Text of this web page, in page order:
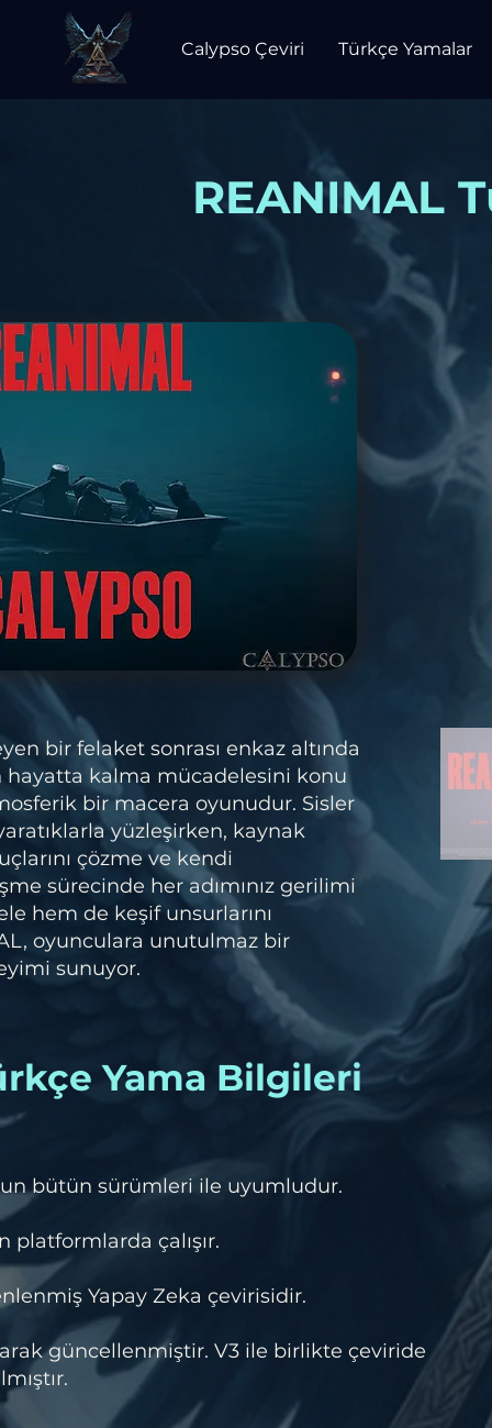
Calypso Çeviri Türkçe Yamalar
REANIMAL
bir felaket sonrası enkaz altında
kalma mücadelesini konu
bir macera oyunudur. Sisler
yüzleşirken, kaynak
çözme ve kendi
sürecinde her adımınız gerilimi
hem de keşif unsurlarını
oyunculara unutulmaz bir
sunuyor.
Yama Bilgileri
bütün sürümleri ile uyumludur.
platformlarda çalışır.
Yapay Zeka çevirisidir.
güncellenmiştir. V3 ile birlikte çeviride